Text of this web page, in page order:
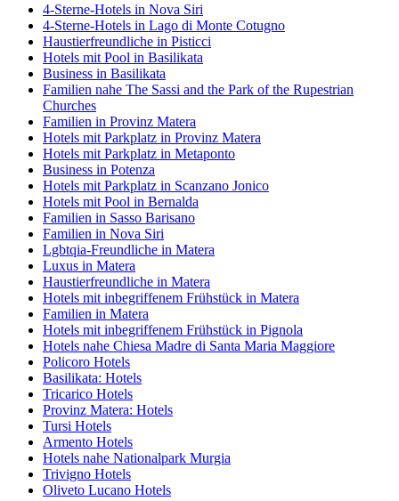
4-Sterne-Hotels in Nova Siri
4-Sterne-Hotels in Lago di Monte Cotugno
Haustierfreundliche in Pisticci
Hotels mit Pool in Basilikata
Business in Basilikata
Familien nahe The Sassi and the Park of the Rupestrian
Churches
Familien in Provinz Matera
Hotels mit Parkplatz in Provinz Matera
Hotels mit Parkplatz in Metaponto
Business in Potenza
Hotels mit Parkplatz in Scanzano Jonico
Hotels mit Pool in Bernalda
Familien in Sasso Barisano
Familien in Nova Siri
Lgbtqia-Freundliche in Matera
Luxus in Matera
Haustierfreundliche in Matera
Hotels mit inbegriffenem Frühstück in Matera
Familien in Matera
Hotels mit inbegriffenem Frühstück in Pignola
Hotels nahe Chiesa Madre di Santa Maria Maggiore
Policoro Hotels
Basilikata: Hotels
Tricarico Hotels
Provinz Matera: Hotels
Tursi Hotels
Armento Hotels
Hotels nahe Nationalpark Murgia
Trivigno Hotels
Oliveto Lucano Hotels